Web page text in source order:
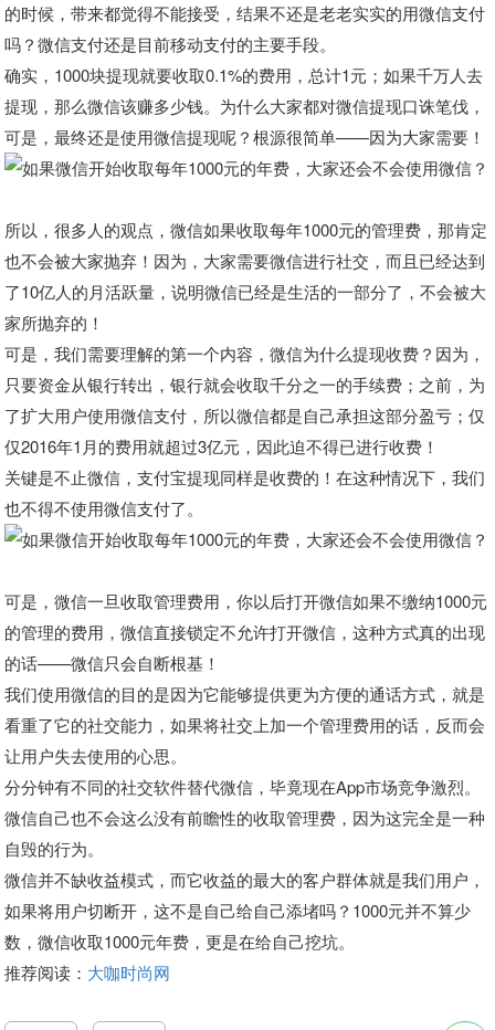
的时候，带来都觉得不能接受，结果不还是老老实实的用微信支付
吗？微信支付还是目前移动支付的主要手段。
确实，1000块提现就要收取0.1%的费用，总计1元；如果千万人去
提现，那么微信该赚多少钱。为什么大家都对微信提现口诛笔伐，
可是，最终还是使用微信提现呢？根源很简单——因为大家需要！
所以，很多人的观点，微信如果收取每年1000元的管理费，那肯定
也不会被大家抛弃！因为，大家需要微信进行社交，而且已经达到
了10亿人的月活跃量，说明微信已经是生活的一部分了，不会被大
家所抛弃的！
可是，我们需要理解的第一个内容，微信为什么提现收费？因为，
只要资金从银行转出，银行就会收取千分之一的手续费；之前，为
了扩大用户使用微信支付，所以微信都是自己承担这部分盈亏；仅
仅2016年1月的费用就超过3亿元，因此迫不得已进行收费！
关键是不止微信，支付宝提现同样是收费的！在这种情况下，我们
也不得不使用微信支付了。
可是，微信一旦收取管理费用，你以后打开微信如果不缴纳1000元
的管理的费用，微信直接锁定不允许打开微信，这种方式真的出现
的话——微信只会自断根基！
我们使用微信的目的是因为它能够提供更为方便的通话方式，就是
看重了它的社交能力，如果将社交上加一个管理费用的话，反而会
让用户失去使用的心思。
分分钟有不同的社交软件替代微信，毕竟现在App市场竞争激烈。
微信自己也不会这么没有前瞻性的收取管理费，因为这完全是一种
自毁的行为。
微信并不缺收益模式，而它收益的最大的客户群体就是我们用户，
如果将用户切断开，这不是自己给自己添堵吗？1000元并不算少
数，微信收取1000元年费，更是在给自己挖坑。
推荐阅读： 大咖时尚网